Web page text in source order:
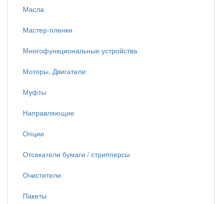
Масла
Мастер-пленки
Многофункциональные устройства
Моторы, Двигатели
Муфты
Направляющие
Опции
Отсекатели бумаги / стрипперсы
Очистители
Пакеты